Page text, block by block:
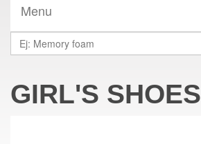
Menu
GIRL'S SHOES